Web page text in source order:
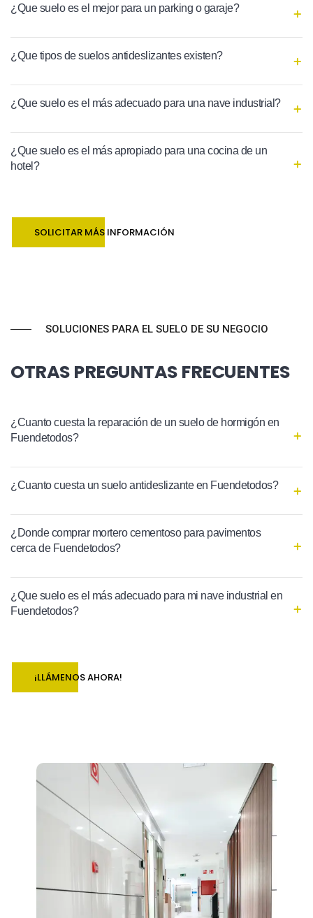
¿Que suelo es el mejor para un parking o garaje?
¿Que tipos de suelos antideslizantes existen?
¿Que suelo es el más adecuado para una nave industrial?
¿Que suelo es el más apropiado para una cocina de un
hotel?
SOLICITAR MÁS INFORMACIÓN
SOLUCIONES PARA EL SUELO DE SU NEGOCIO
OTRAS PREGUNTAS FRECUENTES
¿Cuanto cuesta la reparación de un suelo de hormigón en
Fuendetodos?
¿Cuanto cuesta un suelo antideslizante en Fuendetodos?
¿Donde comprar mortero cementoso para pavimentos
cerca de Fuendetodos?
¿Que suelo es el más adecuado para mi nave industrial en
Fuendetodos?
¡LLÁMENOS AHORA!